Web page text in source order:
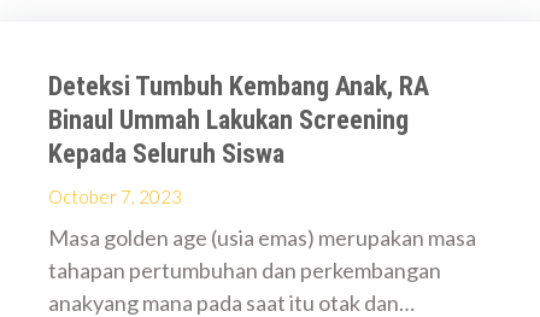
Deteksi Tumbuh Kembang Anak, RA
Binaul Ummah Lakukan Screening
Kepada Seluruh Siswa
October 7, 2023
Masa golden age (usia emas) merupakan masa
tahapan pertumbuhan dan perkembangan
anakyang mana pada saat itu otak dan…